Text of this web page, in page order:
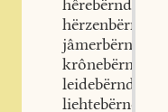
hêrebërnde
hërzenbërnde
jâmerbërnde
krônebërnde
leidebërnde
liehtebërnde